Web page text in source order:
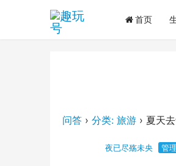
首页
问答 › 分类: 旅游 › 夏天
夜已尽殇未央 管